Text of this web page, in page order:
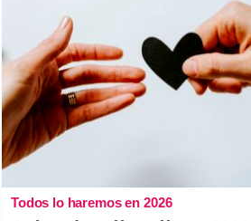
Todos lo haremos en 2026